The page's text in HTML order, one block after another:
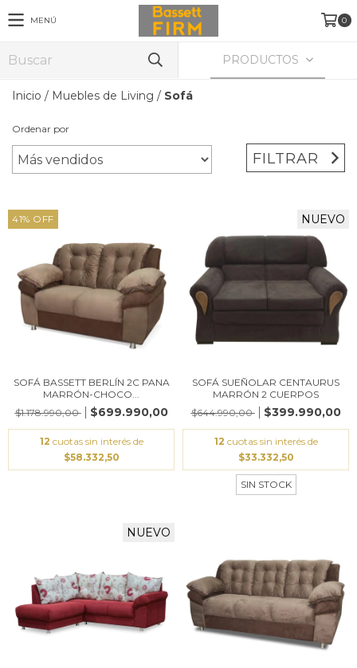
MENÚ 0
PRODUCTOS
Inicio / Muebles de Living / Sofá
Ordenar por
FILTRAR
41% OFF
SOFÁ BASSETT BERLÍN 2C PANA
MARRÓN-CHOCO...
$1.178.990,00
$699.990,00
12 cuotas sin interés de
$58.332,50
NUEVO
SOFÁ SUEÑOLAR CENTAURUS
MARRÓN 2 CUERPOS
$644.990,00
$399.990,00
12 cuotas sin interés de
$33.332,50
SIN STOCK
NUEVO